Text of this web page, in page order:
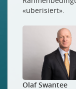
«uberisiert».
Olaf Swantee